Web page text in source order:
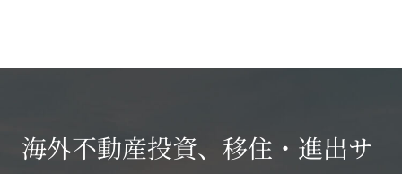
海外不動産投資、移住・進出サ